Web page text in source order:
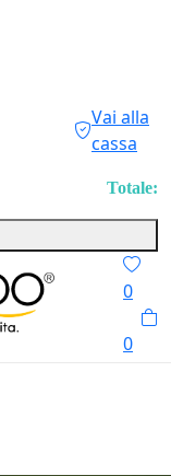
Vai alla
cassa
Totale:
0
0